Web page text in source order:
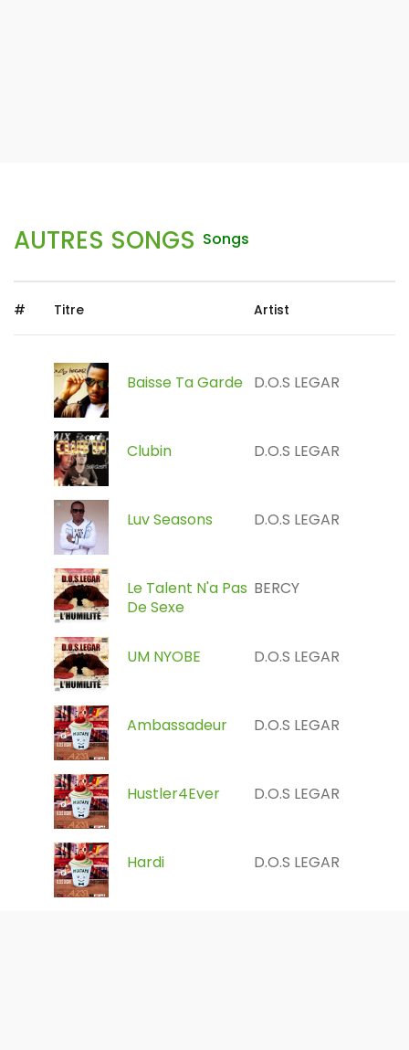
AUTRES SONGS Songs
# Titre Artist
Baisse Ta Garde D.O.S LEGAR
Clubin D.O.S LEGAR
Luv Seasons D.O.S LEGAR
Le Talent N'a Pas
De Sexe
BERCY
UM NYOBE D.O.S LEGAR
Ambassadeur D.O.S LEGAR
Hustler4Ever D.O.S LEGAR
Hardi D.O.S LEGAR